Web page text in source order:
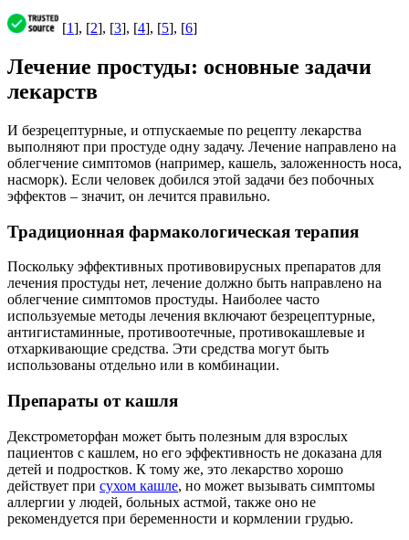
[1], [2], [3], [4], [5], [6]
Лечение простуды: основные задачи
лекарств
И безрецептурные, и отпускаемые по рецепту лекарства
выполняют при простуде одну задачу. Лечение направлено на
облегчение симптомов (например, кашель, заложенность носа,
насморк). Если человек добился этой задачи без побочных
эффектов – значит, он лечится правильно.
Традиционная фармакологическая терапия
Поскольку эффективных противовирусных препаратов для
лечения простуды нет, лечение должно быть направлено на
облегчение симптомов простуды. Наиболее часто
используемые методы лечения включают безрецептурные,
антигистаминные, противоотечные, противокашлевые и
отхаркивающие средства. Эти средства могут быть
использованы отдельно или в комбинации.
Препараты от кашля
Декстрометорфан может быть полезным для взрослых
пациентов с кашлем, но его эффективность не доказана для
детей и подростков. К тому же, это лекарство хорошо
действует при сухом кашле, но может вызывать симптомы
аллергии у людей, больных астмой, также оно не
рекомендуется при беременности и кормлении грудью.